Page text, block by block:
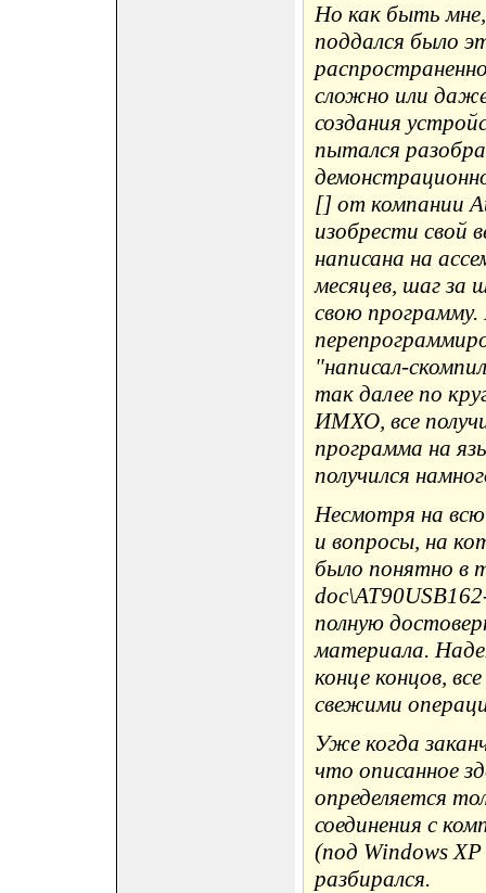
Но как быть
поддался было
сложно или
создания
пытался
[] от компании
изобрести свой
написана на
месяцев, шаг за
свою
"написал-
так далее по
ИМХО, все
программа на
получился
Несмотря на
и вопросы, на
было понятно в
полную
материала.
конце концов,
свежими
Уже когда
что описанное
определяется
соединения с
(под Windows
разбирался.